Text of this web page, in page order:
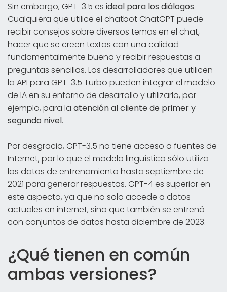
Sin embargo, GPT-3.5 es ideal para los diálogos.
Cualquiera que utilice el chatbot ChatGPT puede
recibir consejos sobre diversos temas en el chat,
hacer que se creen textos con una calidad
fundamentalmente buena y recibir respuestas a
preguntas sencillas. Los desarrolladores que utilicen
la API para GPT-3.5 Turbo pueden integrar el modelo
de IA en su entorno de desarrollo y utilizarlo, por
ejemplo, para la atención al cliente de primer y
segundo nivel.
Por desgracia, GPT-3.5 no tiene acceso a fuentes de
Internet, por lo que el modelo lingüístico sólo utiliza
los datos de entrenamiento hasta septiembre de
2021 para generar respuestas. GPT-4 es superior en
este aspecto, ya que no solo accede a datos
actuales en internet, sino que también se entrenó
con conjuntos de datos hasta diciembre de 2023.
¿Qué tienen en común
ambas versiones?